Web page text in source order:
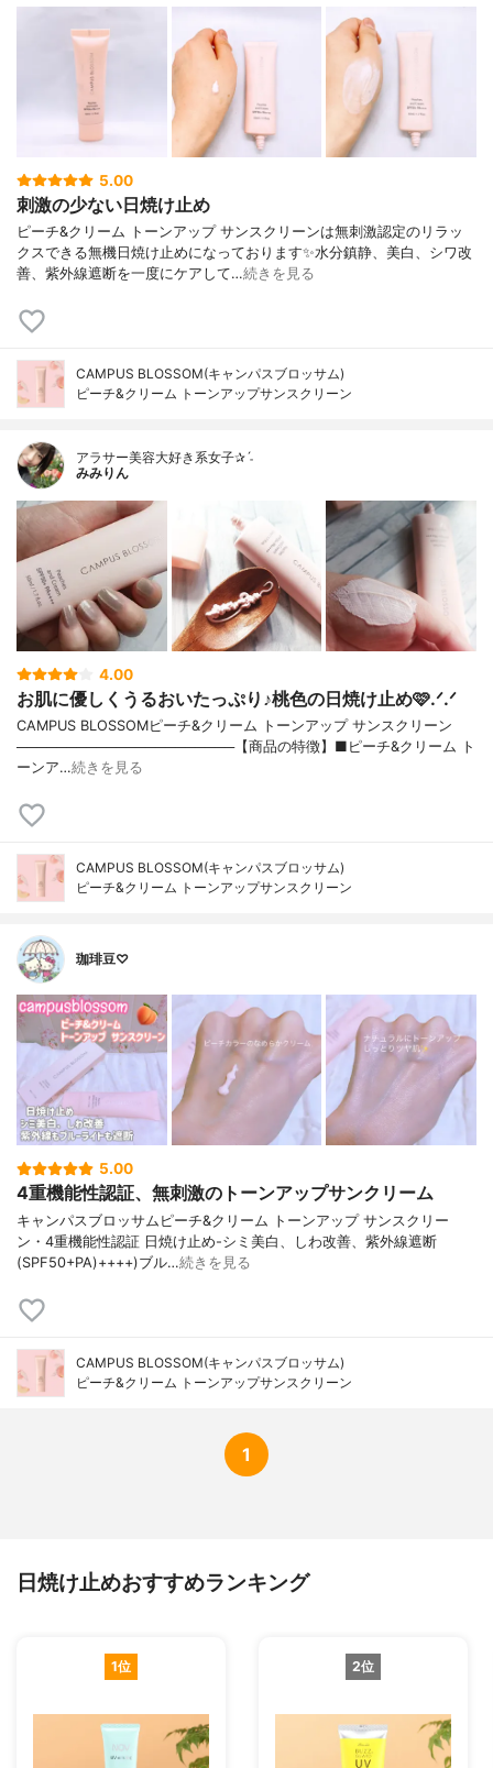
5.00
刺激の少ない日焼け止め
ピーチ&クリーム トーンアップ サンスクリーンは無刺激認定のリラッ
クスできる無機日焼け止めになっております✨水分鎮静、美白、シワ改
善、紫外線遮断を一度にケアして…続きを見る
CAMPUS BLOSSOM(キャンパスブロッサム)
ピーチ&クリーム トーンアップサンスクリーン
アラサー美容大好き系女子✰ˊ˗
みみりん
4.00
お肌に優しくうるおいたっぷり♪桃色の日焼け止め🩷.ᐟ.ᐟ
CAMPUS BLOSSOMピーチ&クリーム トーンアップ サンスクリーン
──────────────────────【商品の特徴】■ピーチ&クリーム ト
ーンア…続きを見る
CAMPUS BLOSSOM(キャンパスブロッサム)
ピーチ&クリーム トーンアップサンスクリーン
珈琲豆♡
5.00
4重機能性認証、無刺激のトーンアップサンクリーム
キャンパスブロッサムピーチ&クリーム トーンアップ サンスクリー
ン・4重機能性認証 日焼け止め-シミ美白、しわ改善、紫外線遮断
(SPF50+PA)++++)ブル…続きを見る
CAMPUS BLOSSOM(キャンパスブロッサム)
ピーチ&クリーム トーンアップサンスクリーン
1
日焼け止めおすすめランキング
1位 2位